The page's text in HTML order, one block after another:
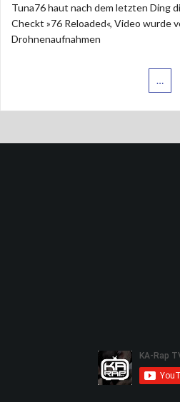
Tuna76 haut nach dem letzten Ding
Checkt »76 Reloaded«, Video wurde
Drohnenaufnahmen
…